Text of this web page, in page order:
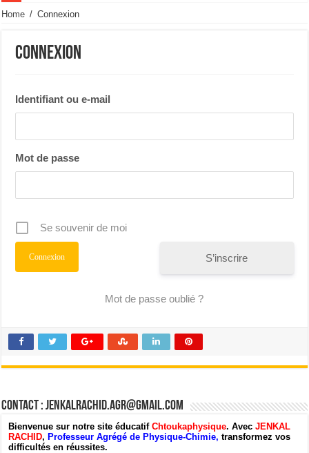
Home / Connexion
Connexion
Identifiant ou e-mail
Mot de passe
Se souvenir de moi
S’inscrire
Mot de passe oublié ?
Contact : jenkalrachid.agr@gmail.com
Bienvenue sur notre site éducatifChtoukaphysique. AvecJENKAL
RACHID,Professeur Agrégé de Physique-Chimie,transformez vos
difficultés en réussites.